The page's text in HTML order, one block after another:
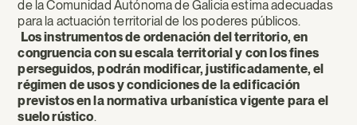
de la Comunidad Autónoma de Galicia estima adecuadas
para la actuación territorial de los poderes públicos.
Los instrumentos de ordenación del territorio, en
congruencia con su escala territorial y con los fines
perseguidos, podrán modificar, justificadamente, el
régimen de usos y condiciones de la edificación
previstos en la normativa urbanística vigente para el
suelo rústico.